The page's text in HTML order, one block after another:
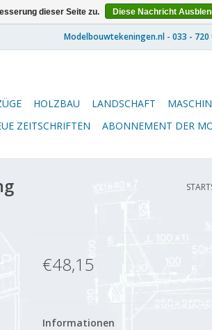
HOLZBAU LANDSCHAFT
ZEITSCHRIFTEN ABONNEMENT DER
€48,15
Informationen
dieser Seite zu. Diese Nachricht